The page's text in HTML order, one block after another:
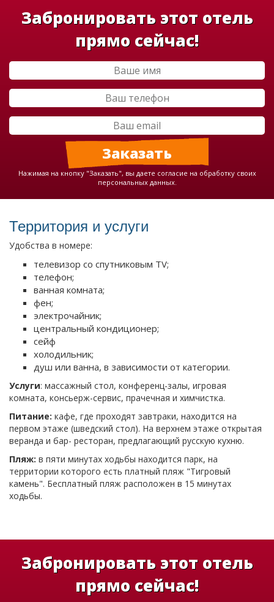
Забронировать этот отель
прямо сейчас!
Нажимая на кнопку "Заказать", вы даете согласие на обработку своих
персональных данных.
Территория и услуги
Удобства в номере:
телевизор со спутниковым TV;
телефон;
ванная комната;
фен;
электрочайник;
центральный кондиционер;
сейф
холодильник;
душ или ванна, в зависимости от категории.
Услуги: массажный стол, конференц-залы, игровая
комната, консьерж-сервис, прачечная и химчистка.
Питание: кафе, где проходят завтраки, находится на
первом этаже (шведский стол). На верхнем этаже открытая
веранда и бар- ресторан, предлагающий русскую кухню.
Пляж: в пяти минутах ходьбы находится парк, на
территории которого есть платный пляж "Тигровый
камень". Бесплатный пляж расположен в 15 минутах
ходьбы.
Забронировать этот отель
прямо сейчас!